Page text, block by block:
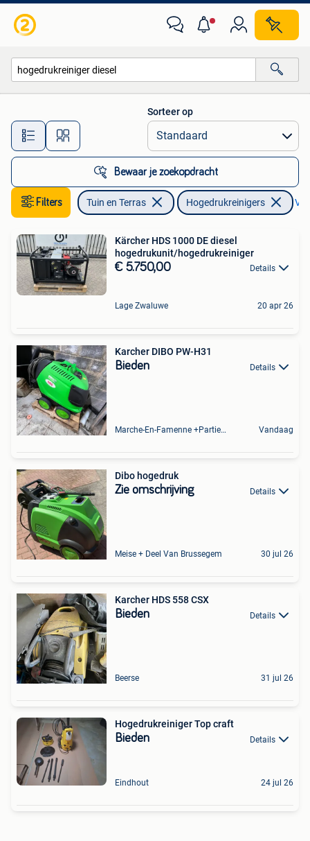
Alle afstanden…
Sorteer op
Bewaar je zoekopdracht
Filters Tuin en Terras Hogedrukreinigers
Kärcher HDS 1000 DE diesel
hogedrukunit/hogedrukreiniger
€ 5.750,00 Details
Lage Zwaluwe 20 apr 26
Karcher DIBO PW-H31
Bieden Details
Marche-En-Famenne +Partie De Baillonville Et Noiseux Vandaag
Dibo hogedruk
Zie omschrijving Details
Meise + Deel Van Brussegem 30 jul 26
Karcher HDS 558 CSX
Bieden Details
Beerse 31 jul 26
Hogedrukreiniger Top craft
Bieden Details
Eindhout 24 jul 26